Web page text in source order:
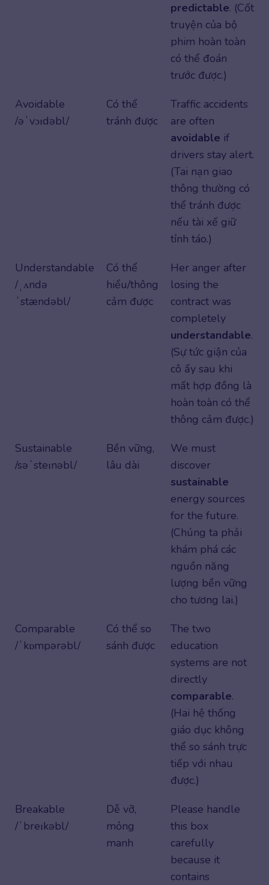
predictable. (Cốt
truyện của bộ
phim hoàn toàn
có thể đoán
trước được.)
Avoidable
/əˈvɔɪdəbl/
Có thể
tránh được
Traffic accidents
are often
avoidable if
drivers stay alert.
(Tai nạn giao
thông thường có
thể tránh được
nếu tài xế giữ
tỉnh táo.)
Understandable
/ˌʌndə
ˈstændəbl/
Có thể
hiểu/thông
cảm được
Her anger after
losing the
contract was
completely
understandable.
(Sự tức giận của
cô ấy sau khi
mất hợp đồng là
hoàn toàn có thể
thông cảm được.)
Sustainable
/səˈsteɪnəbl/
Bền vững,
lâu dài
We must
discover
sustainable
energy sources
for the future.
(Chúng ta phải
khám phá các
nguồn năng
lượng bền vững
cho tương lai.)
Comparable
/ˈkɒmpərəbl/
Có thể so
sánh được
The two
education
systems are not
directly
comparable.
(Hai hệ thống
giáo dục không
thể so sánh trực
tiếp với nhau
được.)
Breakable
/ˈbreɪkəbl/
Dễ vỡ,
mỏng
manh
Please handle
this box
carefully
because it
contains